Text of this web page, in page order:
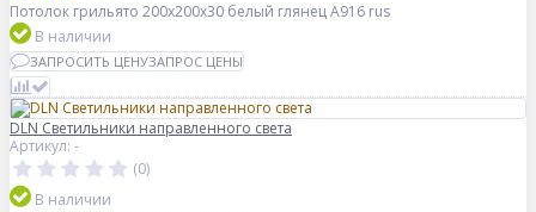
Потолок грильято 200х200х30 белый глянец А916 rus
В наличии
ЗАПРОСИТЬ ЦЕНУЗАПРОС ЦЕНЫ
DLN Светильники направленного света
Артикул: -
(0)
В наличии